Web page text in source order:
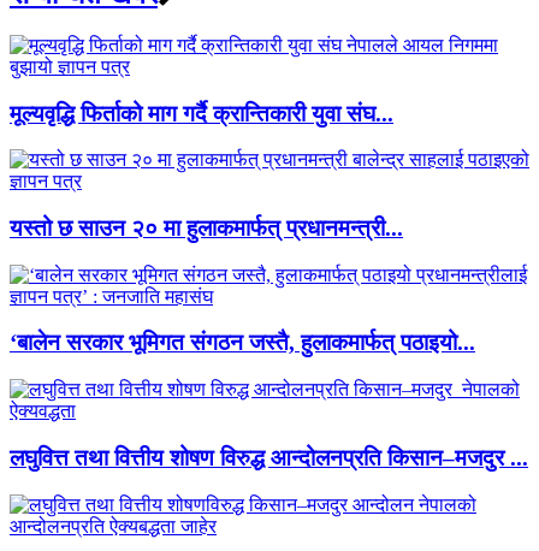
मूल्यवृद्धि फिर्ताको माग गर्दै क्रान्तिकारी युवा संघ...
यस्तो छ साउन २० मा हुलाकमार्फत् प्रधानमन्त्री...
‘बालेन सरकार भूमिगत संगठन जस्तै, हुलाकमार्फत् पठाइयो...
लघुवित्त तथा वित्तीय शोषण विरुद्ध आन्दोलनप्रति किसान–मजदुर ...